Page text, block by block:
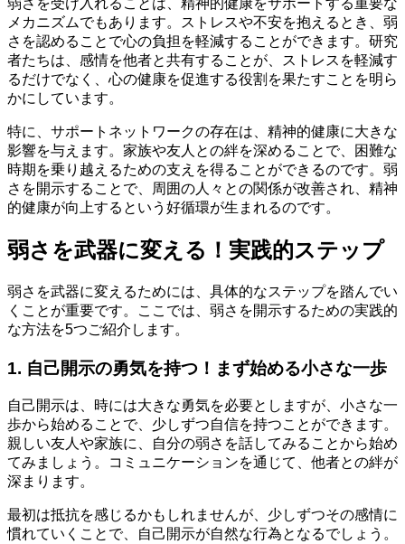
弱さを受け入れることは、精神的健康をサポートする重要な
メカニズムでもあります。ストレスや不安を抱えるとき、弱
さを認めることで心の負担を軽減することができます。研究
者たちは、感情を他者と共有することが、ストレスを軽減す
るだけでなく、心の健康を促進する役割を果たすことを明ら
かにしています。
特に、サポートネットワークの存在は、精神的健康に大きな
影響を与えます。家族や友人との絆を深めることで、困難な
時期を乗り越えるための支えを得ることができるのです。弱
さを開示することで、周囲の人々との関係が改善され、精神
的健康が向上するという好循環が生まれるのです。
弱さを武器に変える！実践的ステップ
弱さを武器に変えるためには、具体的なステップを踏んでい
くことが重要です。ここでは、弱さを開示するための実践的
な方法を5つご紹介します。
1. 自己開示の勇気を持つ！まず始める小さな一歩
自己開示は、時には大きな勇気を必要としますが、小さな一
歩から始めることで、少しずつ自信を持つことができます。
親しい友人や家族に、自分の弱さを話してみることから始め
てみましょう。コミュニケーションを通じて、他者との絆が
深まります。
最初は抵抗を感じるかもしれませんが、少しずつその感情に
慣れていくことで、自己開示が自然な行為となるでしょう。